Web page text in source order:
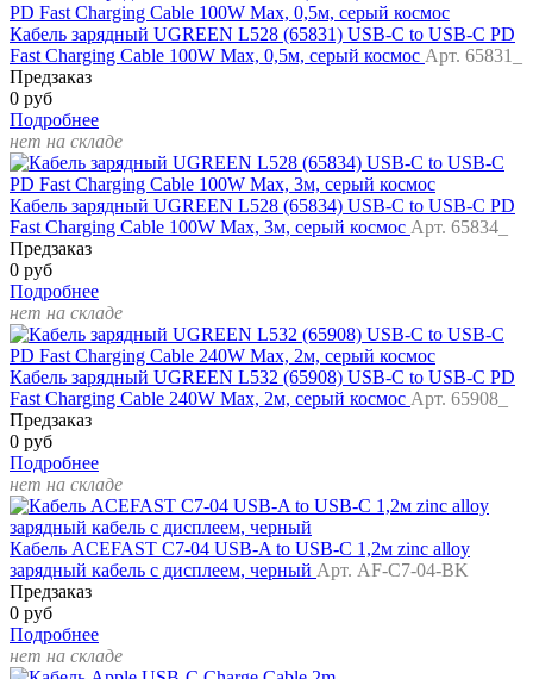
Кабель зарядный UGREEN L528 (65831) USB-C to USB-C PD
Fast Charging Cable 100W Max, 0,5м, серый космос Арт. 65831_
Предзаказ
0 руб
Подробнее
нет на складе
Кабель зарядный UGREEN L528 (65834) USB-C to USB-C PD
Fast Charging Cable 100W Max, 3м, серый космос Арт. 65834_
Предзаказ
0 руб
Подробнее
нет на складе
Кабель зарядный UGREEN L532 (65908) USB-C to USB-C PD
Fast Charging Cable 240W Max, 2м, серый космос Арт. 65908_
Предзаказ
0 руб
Подробнее
нет на складе
Кабель ACEFAST C7-04 USB-A to USB-C 1,2м zinc alloy
зарядный кабель с дисплеем, черный Арт. AF-C7-04-BK
Предзаказ
0 руб
Подробнее
нет на складе